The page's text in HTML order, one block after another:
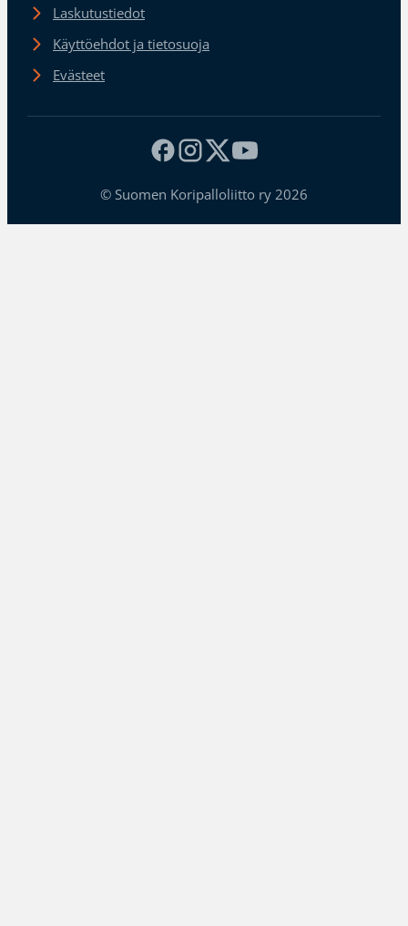
Laskutustiedot
Käyttöehdot ja tietosuoja
Evästeet
© Suomen Koripalloliitto ry 2026